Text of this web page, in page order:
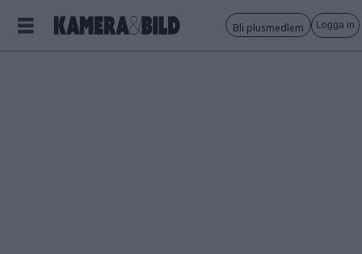
Bli plusmedlem Logga in